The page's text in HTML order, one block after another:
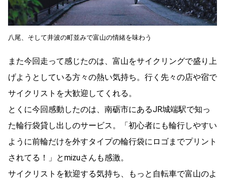
八尾、そして井波の町並みで富山の情緒を味わう
また今回走って感じたのは、富山をサイクリングで盛り上
げようとしている方々の熱い気持ち。行く先々の店や宿で
サイクリストを大歓迎してくれる。
とくに今回感動したのは、南砺市にあるJR城端駅で知っ
た輪行袋貸し出しのサービス。「初心者にも輪行しやすい
ように前輪だけを外すタイプの輪行袋にロゴまでプリント
されてる！」とmizuさんも感激。
サイクリストを歓迎する気持ち、もっと自転車で富山のよ